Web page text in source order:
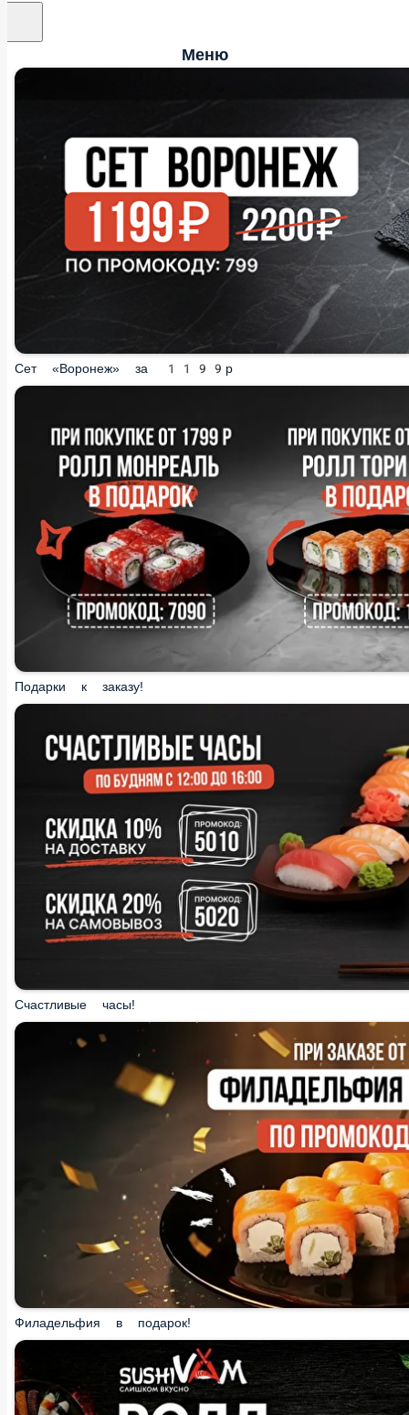
Меню
Сет «Воронеж» за 1199р
Подарки к заказу!
Счастливые часы!
Филадельфия в подарок!